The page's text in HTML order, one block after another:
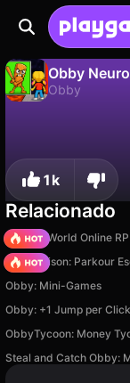
Obby
Obby
Salve o
1k
Relacionado
Barry Prison: Parkour
Obby: Mini-Games
Obby: +1 Jump per Click
ObbyTycoon: Money
Steal and Catch Obby: